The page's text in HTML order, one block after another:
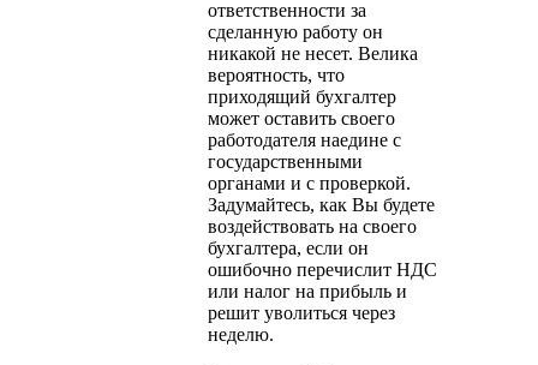
ответственности за
сделанную работу он
никакой не несет. Велика
вероятность, что
приходящий бухгалтер
может оставить своего
работодателя наедине с
государственными
органами и с проверкой.
Задумайтесь, как Вы будете
воздействовать на своего
бухгалтера, если он
ошибочно перечислит НДС
или налог на прибыль и
решит уволиться через
неделю.